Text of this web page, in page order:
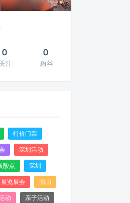
0
关注
0
粉丝
特价门票
深圳活动
酸点
深圳
展览展会
南山
动 亲子活动